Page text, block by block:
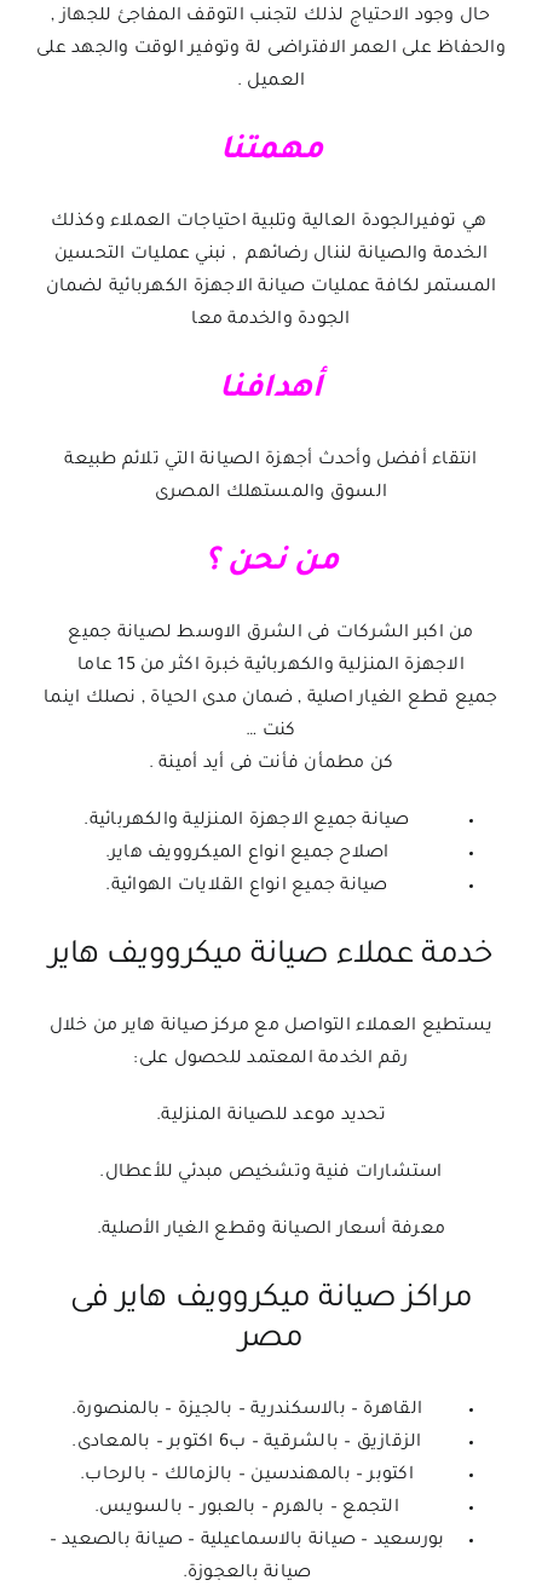
حال وجود الاحتياج لذلك لتجنب التوقف المفاجئ للجهاز ,
والحفاظ على العمر الافتراضى لة وتوفير الوقت والجهد على
العميل .
مهمتنا
هي توفيرالجودة العالية وتلبية احتياجات العملاء وكذلك
الخدمة والصيانة لننال رضائهم , نبني عمليات التحسين
المستمر لكافة عمليات صيانة الاجهزة الكهربائية لضمان
الجودة والخدمة معا
أهدافنا
انتقاء أفضل وأحدث أجهزة الصيانة التي تلائم طبيعة
السوق والمستهلك المصرى
من نحن ؟
من اكبر الشركات فى الشرق الاوسط لصيانة جميع
الاجهزة المنزلية والكهربائية خبرة اكثر من 15 عاما
جميع قطع الغيار اصلية , ضمان مدى الحياة , نصلك اينما
كنت …
كن مطمأن فأنت فى أيد أمينة .
صيانة جميع الاجهزة المنزلية والكهربائية.
اصلاح جميع انواع الميكروويف هاير.
صيانة جميع انواع القلايات الهوائية.
خدمة عملاء صيانة ميكروويف هاير
يستطيع العملاء التواصل مع مركز صيانة هاير من خلال
رقم الخدمة المعتمد للحصول على:
تحديد موعد للصيانة المنزلية.
استشارات فنية وتشخيص مبدئي للأعطال.
معرفة أسعار الصيانة وقطع الغيار الأصلية.
مراكز صيانة ميكروويف هاير فى
مصر
القاهرة – بالاسكندرية – بالجيزة – بالمنصورة.
الزقازيق – بالشرقية – ب6 اكتوبر – بالمعادى.
اكتوبر – بالمهندسين – بالزمالك – بالرحاب.
التجمع – بالهرم – بالعبور – بالسويس.
بورسعيد – صيانة بالاسماعيلية – صيانة بالصعيد –
صيانة بالعجوزة.